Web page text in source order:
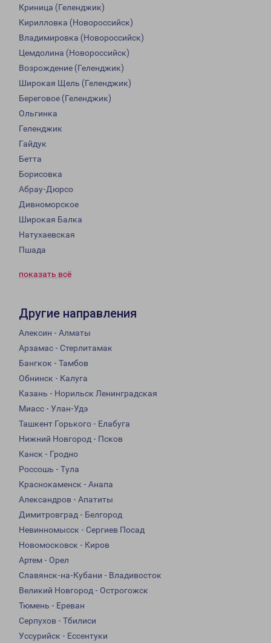
Криница (Геленджик)
Кирилловка (Новороссийск)
Владимировка (Новороссийск)
Цемдолина (Новороссийск)
Возрождение (Геленджик)
Широкая Щель (Геленджик)
Береговое (Геленджик)
Ольгинка
Геленджик
Гайдук
Бетта
Борисовка
Абрау-Дюрсо
Дивноморское
Широкая Балка
Натухаевская
Пшада
показать всё
Другие направления
Алексин - Алматы
Арзамас - Стерлитамак
Бангкок - Тамбов
Обнинск - Калуга
Казань - Норильск Ленинградская
Миасс - Улан-Удэ
Ташкент Горького - Елабуга
Нижний Новгород - Псков
Канск - Гродно
Россошь - Тула
Краснокаменск - Анапа
Александров - Апатиты
Димитровград - Белгород
Невинномысск - Сергиев Посад
Новомосковск - Киров
Артем - Орел
Славянск-на-Кубани - Владивосток
Великий Новгород - Острогожск
Тюмень - Ереван
Серпухов - Тбилиси
Уссурийск - Ессентуки